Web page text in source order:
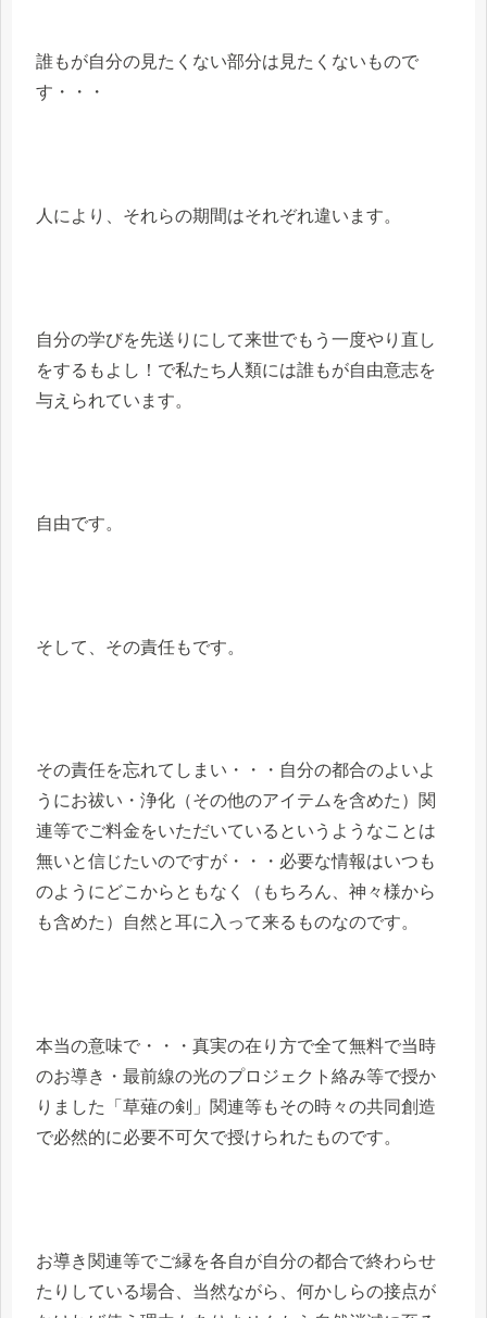
誰もが自分の見たくない部分は見たくないもので
す・・・
人により、それらの期間はそれぞれ違います。
自分の学びを先送りにして来世でもう一度やり直し
をするもよし！で私たち人類には誰もが自由意志を
与えられています。
自由です。
そして、その責任もです。
その責任を忘れてしまい・・・自分の都合のよいよ
うにお祓い・浄化（その他のアイテムを含めた）関
連等でご料金をいただいているというようなことは
無いと信じたいのですが・・・必要な情報はいつも
のようにどこからともなく（もちろん、神々様から
も含めた）自然と耳に入って来るものなのです。
本当の意味で・・・真実の在り方で全て無料で当時
のお導き・最前線の光のプロジェクト絡み等で授か
りました「草薙の剣」関連等もその時々の共同創造
で必然的に必要不可欠で授けられたものです。
お導き関連等でご縁を各自が自分の都合で終わらせ
たりしている場合、当然ながら、何かしらの接点が